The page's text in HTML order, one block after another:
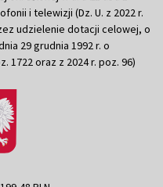
i telewizji (Dz. U. z 2022 r.
udzielenie dotacji celowej, o
29 grudnia 1992 r. o
1722 oraz z 2024 r. poz. 96)